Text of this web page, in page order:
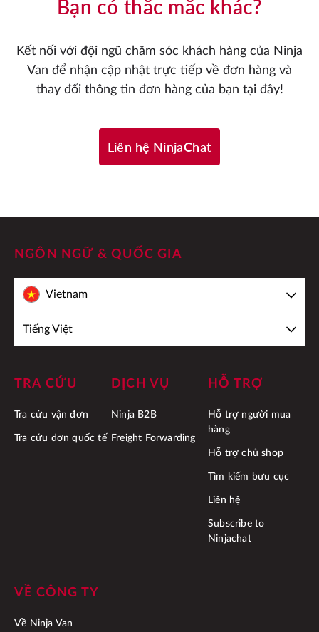
Bạn có thắc mắc khác?
Kết nối với đội ngũ chăm sóc khách hàng của Ninja
Van để nhận cập nhật trực tiếp về đơn hàng và
thay đổi thông tin đơn hàng của bạn tại đây!
Liên hệ NinjaChat
NGÔN NGỮ & QUỐC GIA
Vietnam
Tiếng Việt
TRA CỨU
Tra cứu vận đơn
Tra cứu đơn quốc tế
DỊCH VỤ
Ninja B2B
Freight Forwarding
HỖ TRỢ
Hỗ trợ người mua
hàng
Hỗ trợ chủ shop
Tìm kiếm bưu cục
Liên hệ
Subscribe to
Ninjachat
VỀ CÔNG TY
Về Ninja Van